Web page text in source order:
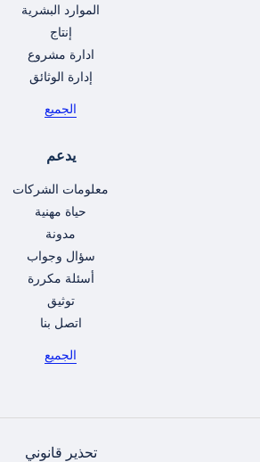
الموارد البشرية
إنتاج
ادارة مشروع
إدارة الوثائق
الجميع
يدعم
معلومات الشركات
حياة مهنية
مدونة
سؤال وجواب
أسئلة مكررة
توثيق
اتصل بنا
الجميع
تحذير قانوني